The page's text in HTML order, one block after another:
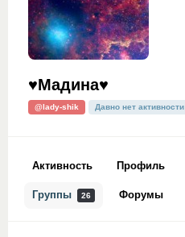
♥Мадина♥
@lady-shik Давно нет активности
Активность Профиль
Группы 26 Форумы